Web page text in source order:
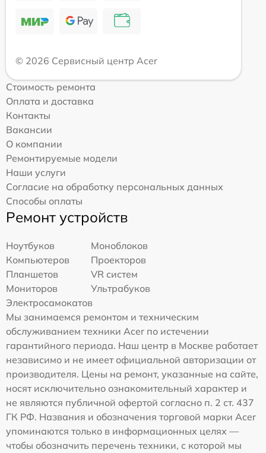
© 2026 Сервисный центр Acer
Стоимость ремонта
Оплата и доставка
Контакты
Вакансии
О компании
Ремонтируемые модели
Наши услуги
Согласие на обработку персональных данных
Способы оплаты
Ремонт устройств
Ноутбуков
Моноблоков
Компьютеров
Проекторов
Планшетов
VR систем
Мониторов
Ультрабуков
Электросамокатов
Мы занимаемся ремонтом и техническим
обслуживанием техники Acer по истечении
гарантийного периода. Наш центр в Москве работает
независимо и не имеет официальной авторизации от
производителя. Цены на ремонт, указанные на сайте,
носят исключительно ознакомительный характер и
не являются публичной офертой согласно п. 2 ст. 437
ГК РФ. Названия и обозначения торговой марки Acer
упоминаются только в информационных целях —
чтобы обозначить перечень техники, с которой мы